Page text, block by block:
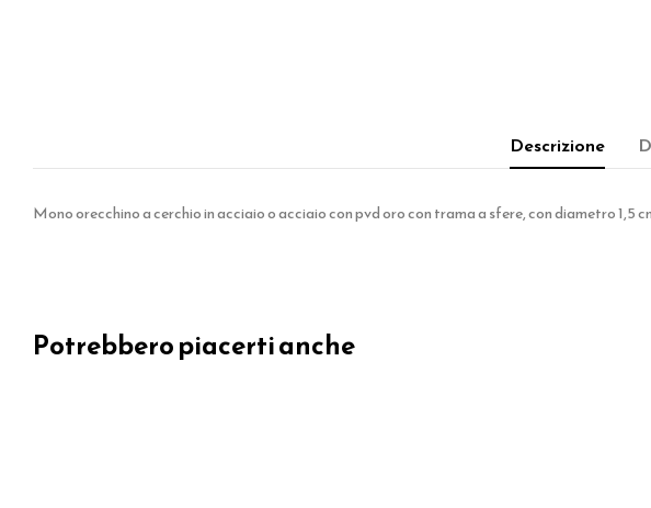
Descrizione
Mono orecchino a cerchio in acciaio o acciaio con pvd oro con trama a sfere, con diametro 1,5
Potrebbero piacerti anche